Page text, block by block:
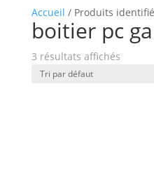
Accueil / Produits
boitier pc
3 résultats affichés